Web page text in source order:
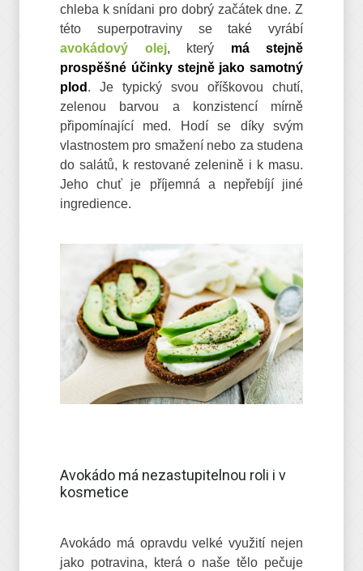
chleba k snídani pro dobrý začátek dne. Z
této superpotraviny se také vyrábí
avokádový olej, který má stejně
prospěšné účinky stejně jako samotný
plod . Je typický svou oříškovou chutí,
zelenou barvou a konzistencí mírně
připomínající med. Hodí se díky svým
vlastnostem pro smažení nebo za studena
do salátů, k restované zelenině i k masu.
Jeho chuť je příjemná a nepřebíjí jiné
ingredience.
Avokádo má nezastupitelnou roli i v
kosmetice
Avokádo má opravdu velké využití nejen
jako potravina, která o naše tělo pečuje